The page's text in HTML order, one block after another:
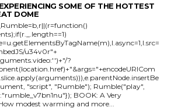
SOME OF THE HOTTEST
DOME
u34v0r"+
?
"Rumble"); Rumble("play",
BOOK: A Very
modest warming and more...